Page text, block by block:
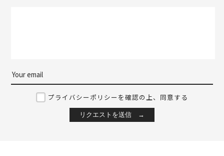
プライバシーポリシーを確認の上、同意する